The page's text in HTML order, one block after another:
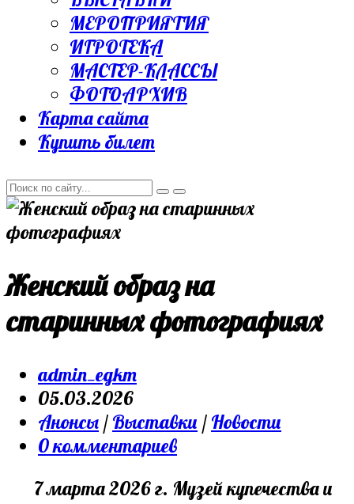
МЕРОПРИЯТИЯ
ИГРОТЕКА
МАСТЕР-КЛАССЫ
ФОТОАРХИВ
Карта сайта
Купить билет
Женский образ на
старинных фотографиях
Post
author:
admin_egkm
Запись
опубликована:
05.03.2026
Post
category:
Анонсы / Выставки / Новости
Post
0 комментариев
7 марта 2026 г. Музей купечества и